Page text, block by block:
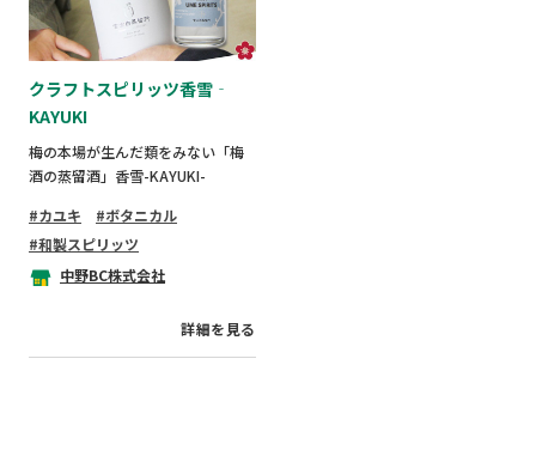
クラフトスピリッツ香雪‐
KAYUKI
梅の本場が生んだ類をみない「梅
酒の蒸留酒」香雪-KAYUKI-
カユキ
ボタニカル
和製スピリッツ
中野BC株式会社
詳細を見る